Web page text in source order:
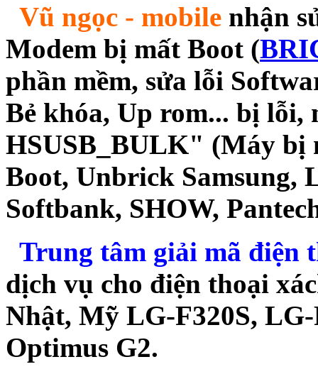
Vũ ngọc - mobile nhận
Modem bị mất Boot (
phần mềm, sửa lỗi
Bẻ khóa, Up rom... bị
HSUSB_BULK" (Máy bị
Boot, Unbrick Samsung,
Softbank, SHOW,
Trung tâm giải mã điện
dịch vụ cho điện thoại
Nhật, Mỹ LG-F320S,
Optimus G2.